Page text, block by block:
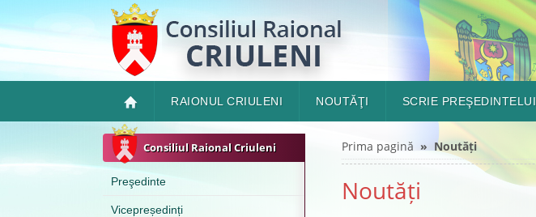
RAIONUL CRIULENI NOUTĂŢI SCRIE PREŞEDINTELUI
Consiliul Raional Criuleni
Preşedinte
Vicepreședinți
Prima pagină » Noutăți
Noutăți